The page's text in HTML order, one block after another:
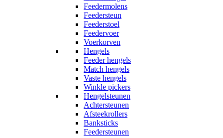
Feedermolens
Feedersteun
Feederstoel
Feedervoer
Voerkorven
Hengels
Feeder hengels
Match hengels
Vaste hengels
Winkle pickers
Hengelsteunen
Achtersteunen
Afsteekrollers
Banksticks
Feedersteunen